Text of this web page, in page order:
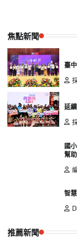
焦點新聞
臺
延
國
幫
智
推薦新聞